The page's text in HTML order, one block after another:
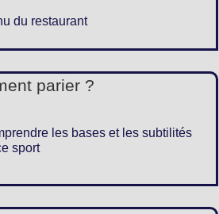
du restaurant
parier ?
les bases et les subtilités
sport